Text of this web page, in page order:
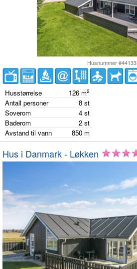
Husnummer #44133
Husstørrelse 126 m2
Antall personer 8 st
Soverom
4 st
Baderom
2 st
Avstand til vann
850 m
Hus i Danmark - Løkken